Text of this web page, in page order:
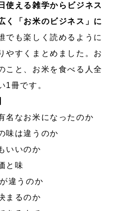
使える雑学からビジネス
く「お米のビジネス」に
でも楽しく読めるように
やすくまとめました。お
こと、お米を食べる人全
1冊です。
名なお米になったのか
味は違うのか
いいのか
と味
違うのか
まるのか